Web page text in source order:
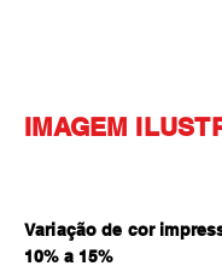
IMAGEM
Variação de cor
10% a 15%